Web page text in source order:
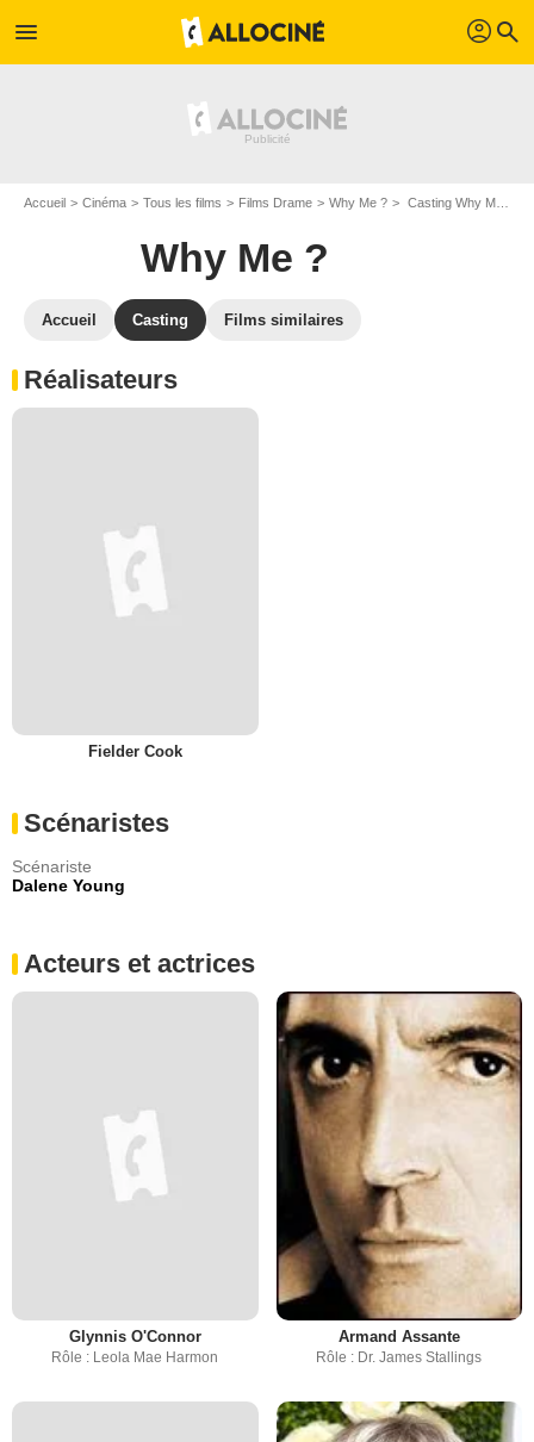
menu profil search
Accueil Cinéma Tous les films Films Drame Why Me ? Casting Why Me ?
Why Me ?
Accueil Casting Films similaires
Réalisateurs
Fielder Cook
Scénaristes
Scénariste
Dalene Young
Acteurs et actrices
Glynnis O'Connor
Rôle : Leola Mae Harmon
Armand Assante
Rôle : Dr. James Stallings